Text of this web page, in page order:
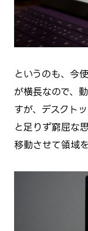
というのも、今
が横長なので、
すが、デスクト
と足りず窮屈な
移動させて領域